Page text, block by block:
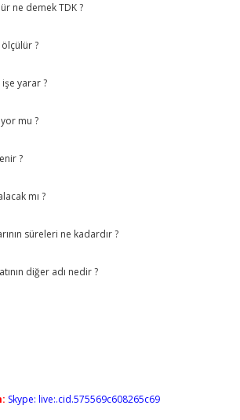
ne demek TDK ?
?
yarar ?
mu ?
?
mı ?
süreleri ne kadardır ?
diğer adı nedir ?
Skype: live:.cid.575569c608265c69